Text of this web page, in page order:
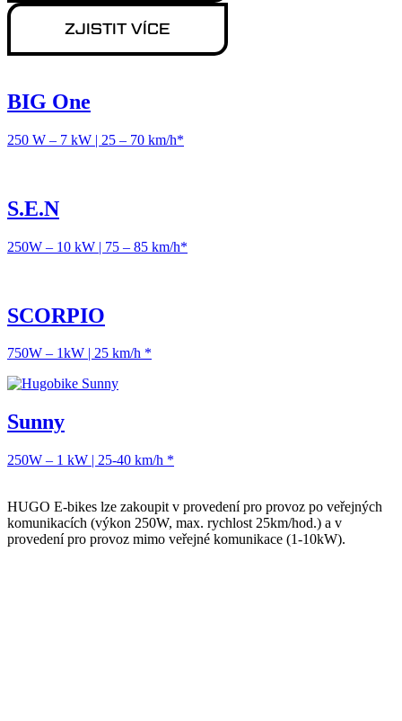
ZJISTIT VÍCE
O HUGOBIKE
BIG One
250 W – 7 kW | 25 – 70 km/h*
S.E.N
250W – 10 kW | 75 – 85 km/h*
SCORPIO
750W – 1kW | 25 km/h *
Sunny
250W – 1 kW | 25-40 km/h *
HUGO E-bikes lze zakoupit v provedení pro provoz po veřejných
komunikacích (výkon 250W, max. rychlost 25km/hod.) a v
provedení pro provoz mimo veřejné komunikace (1-10kW).